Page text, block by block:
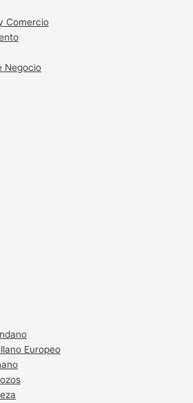
Comercio
Negocio
Europeo